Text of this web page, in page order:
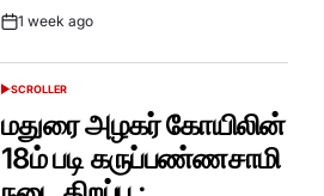
Post1 week ago
POSTED
SCROLLER
மதுரை அழகர் கோயிலின்
18ம் படி கருப்பண்ணசாமி